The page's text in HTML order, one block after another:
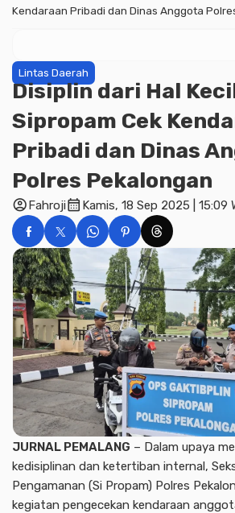
Kendaraan Pribadi dan Dinas Anggota
Lintas Daerah
Disiplin dari Hal
Sipropam Cek
Pribadi dan Dinas
Polres Pekalongan
account_circleFahrojicalendar_month Kamis, 18 Sep 2025 | 15:09
JURNAL PEMALANG – Dalam upaya
kedisiplinan dan ketertiban internal,
Pengamanan (Si Propam) Polres
kegiatan pengecekan kendaraan